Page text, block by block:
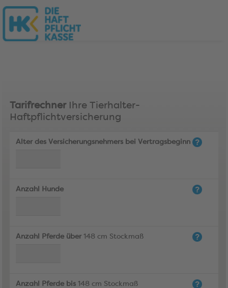
Tarifrechner Ihre Tierhalter-
Haftpflichtversicherung
Alter des Versicherungsnehmers bei Vertragsbeginn
Anzahl Hunde
Anzahl Pferde über 148 cm Stockmaß
Anzahl Pferde bis 148 cm Stockmaß